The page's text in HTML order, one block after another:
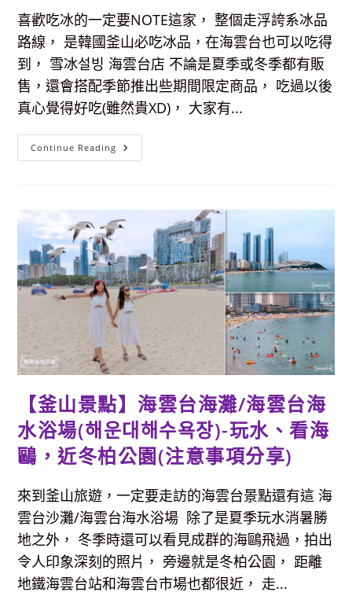
喜歡吃冰的一定要NOTE這家， 整個走浮誇系冰品
路線， 是韓國釜山必吃冰品，在海雲台也可以吃得
到， 雪冰설빙 海雲台店 不論是夏季或冬季都有販
售，還會搭配季節推出些期間限定商品， 吃過以後
真心覺得好吃(雖然貴XD)， 大家有...
Continue Reading 【釜
山
설
빙
台
店-
浮
誇
系
冰
品，
整
塊
提
拉
蘇
蛋
糕
擺
上
面
&
芒
果
搭
配
奶
酪
蛋
糕，
四
【釜山景點】海雲台海灘/海雲台海
水浴場(해운대해수욕장)-玩水、看海
鷗，近冬柏公園(注意事項分享)
來到釜山旅遊，一定要走訪的海雲台景點還有這 海
雲台沙灘/海雲台海水浴場 除了是夏季玩水消暑勝
地之外， 冬季時還可以看見成群的海鷗飛過，拍出
令人印象深刻的照片， 旁邊就是冬柏公園， 距離
地鐵海雲台站和海雲台市場也都很近， 走...